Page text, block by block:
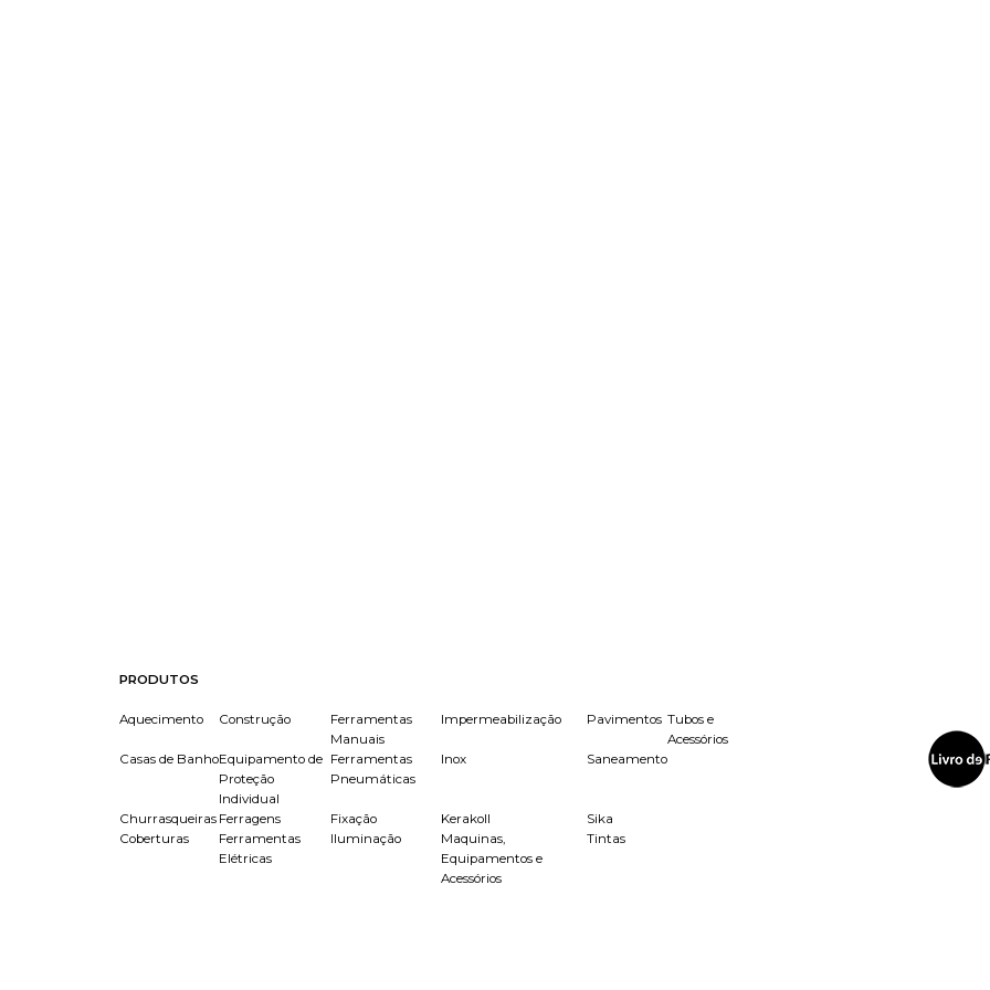
PRODUTOS
Aquecimento
Casas de Banho
Churrasqueiras
Coberturas
Construção
Equipamento de
Proteção
Individual
Ferragens
Ferramentas
Elétricas
Ferramentas
Manuais
Ferramentas
Pneumáticas
Fixação
Iluminação
Impermeabilização
Inox
Kerakoll
Maquinas,
Equipamentos e
Acessórios
Pavimentos
Saneamento
Sika
Tintas
Tubos e
Acessórios